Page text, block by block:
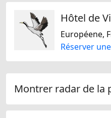
Hôtel de
Réserver
Montrer radar de la